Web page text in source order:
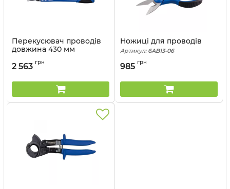
Перекусювач проводів
довжина 430 мм
2 563 грн
Ножиці для проводів
Артикул: 6AB13-06
985 грн